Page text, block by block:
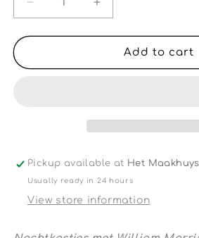
Decrease
quantity
for
met
Het
Maakhuys
Increase
quantity
for
Nachtkastjes
met
Het
Maakhuys
Add to cart
Pickup available at Het
Usually ready in 24 hours
View store information